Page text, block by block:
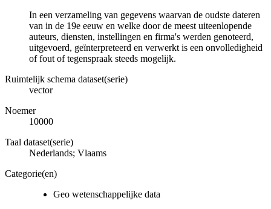
In een verzameling van gegevens waarvan de oudste dateren
van in de 19e eeuw en welke door de meest uiteenlopende
auteurs, diensten, instellingen en firma's werden genoteerd,
uitgevoerd, geïnterpreteerd en verwerkt is een onvolledigheid
of fout of tegenspraak steeds mogelijk.
Ruimtelijk schema dataset(serie)
vector
Noemer
10000
Taal dataset(serie)
Nederlands; Vlaams
Categorie(en)
Geo wetenschappelijke data